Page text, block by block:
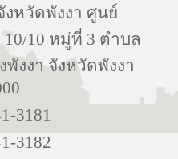
หวัดพังงา ศูนย์
10 หมู่ที่ 3 ตำบล
พังงา จังหวัดพังงา
3181
3182